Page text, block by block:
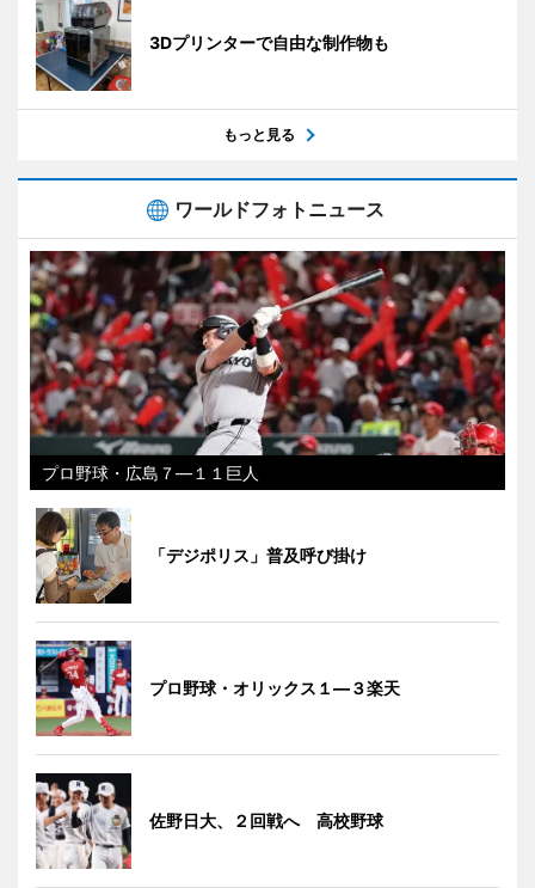
3Dプリンターで自由な制作物も
もっと見る
ワールドフォトニュース
プロ野球・広島７―１１巨人
「デジポリス」普及呼び掛け
プロ野球・オリックス１―３楽天
佐野日大、２回戦へ 高校野球